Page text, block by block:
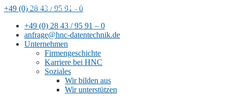
+49 (0) 28 43 / 95 91 - 0
+49 (0) 28 43 / 95 91 – 0
anfrage@hnc-datentechnik.de
Unternehmen
Firmengeschichte
Karriere bei HNC
Soziales
Wir bilden aus
Wir unterstützen
Remote-Support mit